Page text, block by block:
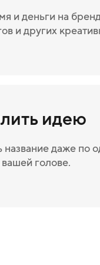
и деньги на
и других
идею
даже по
голове.